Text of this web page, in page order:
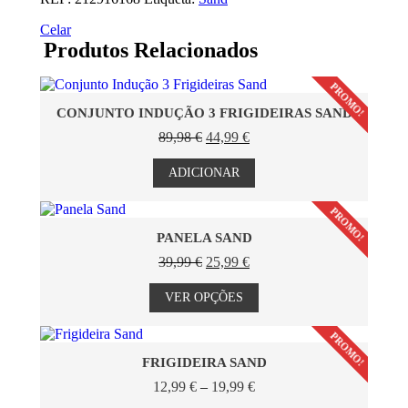
Celar
Produtos Relacionados
PROMO!
CONJUNTO INDUÇÃO 3 FRIGIDEIRAS SAND
89,98€ O
original
era:
44,99 €O
é:
ADICIONAR
PROMO!
PANELA SAND
39,99€ O
original
era:
25,99 €O
é:
VER OPÇÕES
has
The
PROMO!
FRIGIDEIRA SAND
12,99 € – 19,99 €Price